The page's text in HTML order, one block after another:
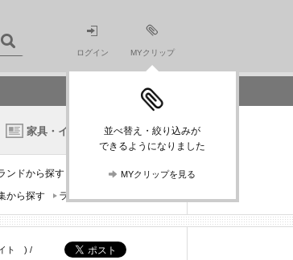
ログイン MYクリップ
並べ替え・絞り込みが
できるようになりました
MYクリップを見る
家具・インテリアニュース
ンドから探す
デザイナーから探す
から探す
ランキングから探す
ト ) /